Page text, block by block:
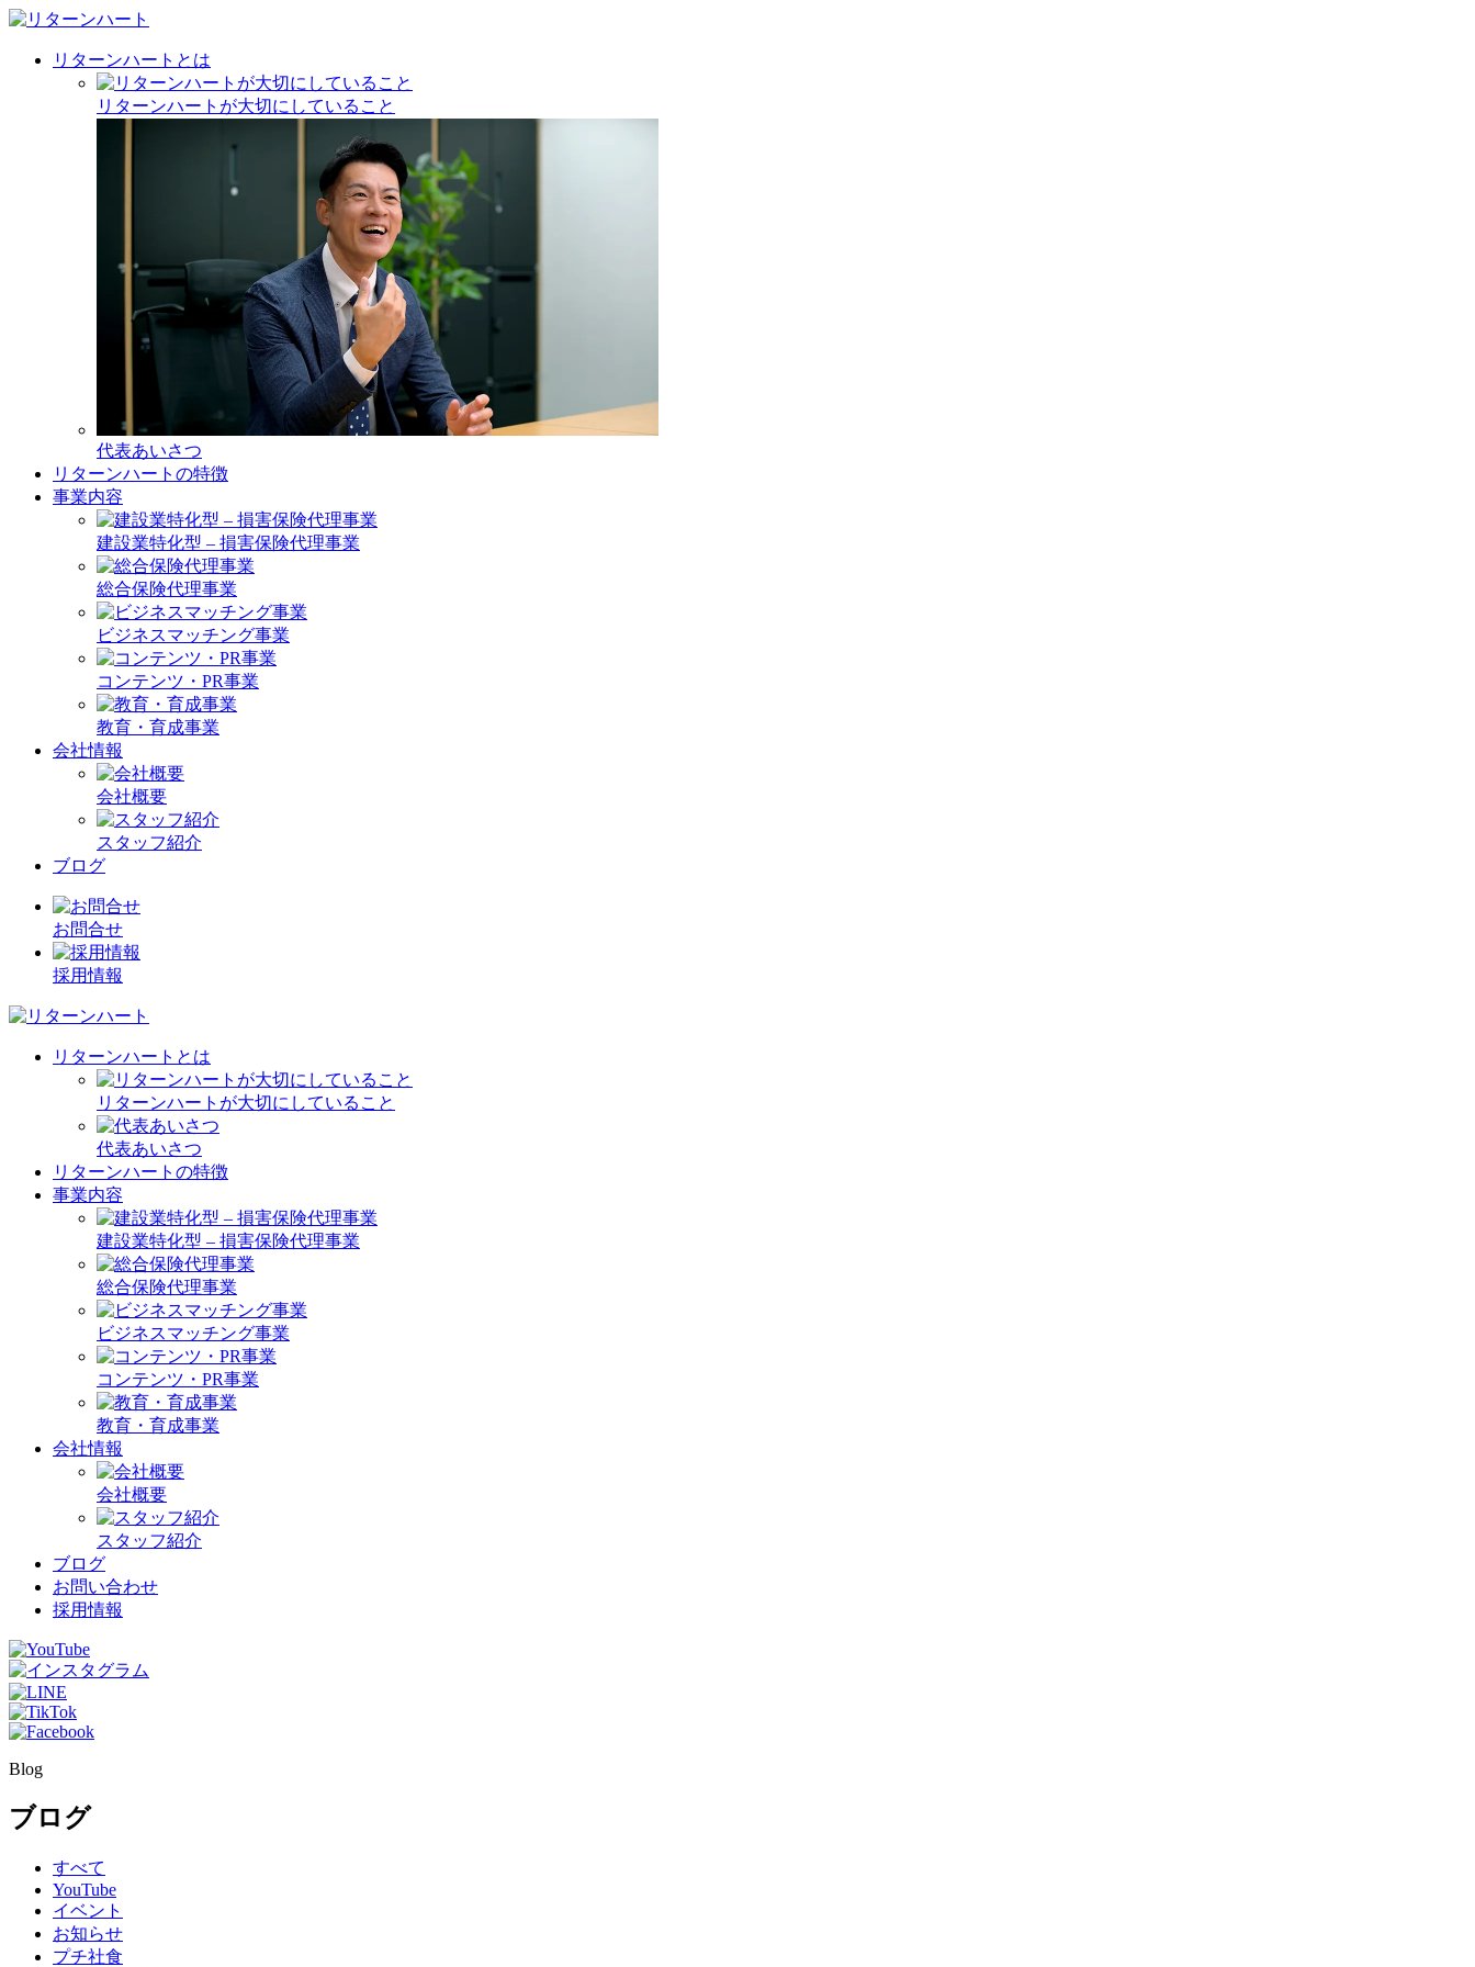
リターンハートとは
リターンハートが大切にしていること
代表あいさつ
リターンハートの特徴
事業内容
建設業特化型 – 損害保険代理事業
総合保険代理事業
ビジネスマッチング事業
コンテンツ・PR事業
教育・育成事業
会社情報
会社概要
スタッフ紹介
ブログ
お問合せ
採用情報
リターンハートとは
リターンハートが大切にしていること
代表あいさつ
リターンハートの特徴
事業内容
建設業特化型 – 損害保険代理事業
総合保険代理事業
ビジネスマッチング事業
コンテンツ・PR事業
教育・育成事業
会社情報
会社概要
スタッフ紹介
ブログ
お問い合わせ
採用情報
Blog
ブログ
すべて
YouTube
イベント
お知らせ
プチ社食